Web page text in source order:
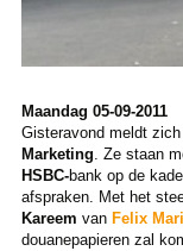
Maandag 05-09-2011
Gisteravond meldt
Marketing. Ze staan
HSBC-bank op de
afspraken. Met het
Kareem van Felix
douanepapieren zal